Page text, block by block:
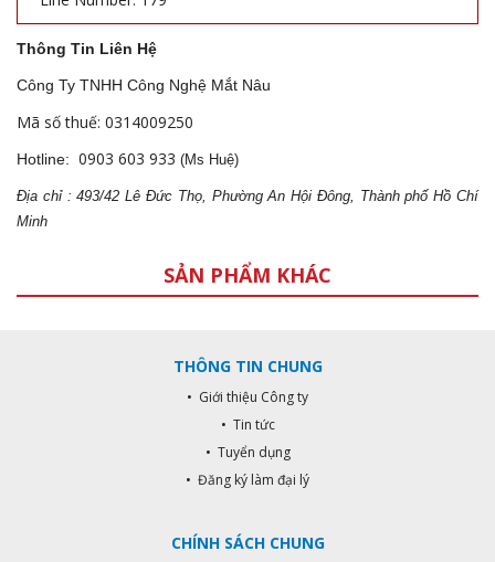
Thông Tin Liên Hệ
Công Ty TNHH Công Nghệ Mắt Nâu
Mã số thuế: 0314009250
Hotline: 0903 603 933 (Ms Huệ)
Địa chỉ : 493/42 Lê Đức Thọ, Phường An Hội Đông, Thành phố Hồ Chí
Minh
SẢN PHẨM KHÁC
THÔNG TIN CHUNG
• Giới thiệu Công ty
• Tin tức
• Tuyển dụng
• Đăng ký làm đại lý
CHÍNH SÁCH CHUNG